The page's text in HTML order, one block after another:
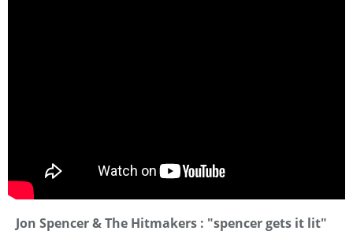
Jon Spencer & The Hitmakers : "spencer gets it lit"